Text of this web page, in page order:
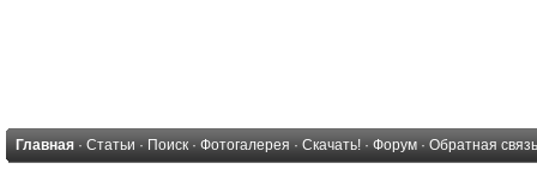
Главная · Статьи · Поиск · Фотогалерея · Скачать! · Форум · Обратная связь